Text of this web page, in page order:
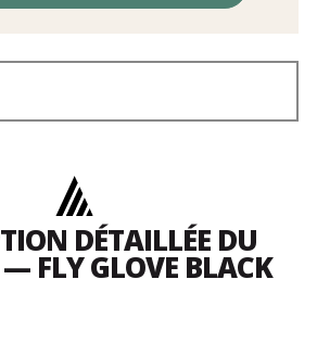
DÉTAILLÉE DU
FLY GLOVE BLACK